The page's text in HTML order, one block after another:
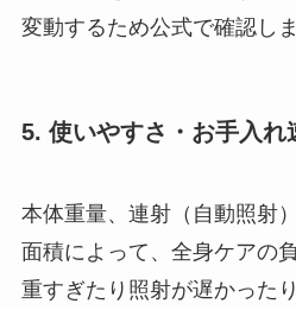
変動するため公式で確認し
5. 使いやすさ・お手入れ
本体重量、連射（自動照射
面積によって、全身ケアの
重すぎたり照射が遅かった